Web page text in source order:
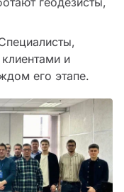
и
его этапе.